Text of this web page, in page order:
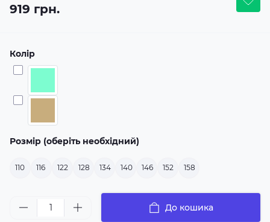
919 грн.
Колір
Розмір (оберіть необхідний)
110 116 122 128 134 140 146 152 158
До кошика